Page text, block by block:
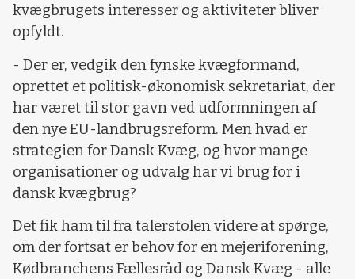
kvægbrugets interesser og aktiviteter bliver
opfyldt.
- Der er, vedgik den fynske kvægformand,
oprettet et politisk-økonomisk sekretariat, der
har været til stor gavn ved udformningen af
den nye EU-landbrugsreform. Men hvad er
strategien for Dansk Kvæg, og hvor mange
organisationer og udvalg har vi brug for i
dansk kvægbrug?
Det fik ham til fra talerstolen videre at spørge,
om der fortsat er behov for en mejeriforening,
Kødbranchens Fællesråd og Dansk Kvæg - alle